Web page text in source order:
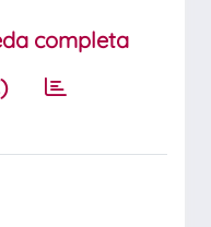
completa